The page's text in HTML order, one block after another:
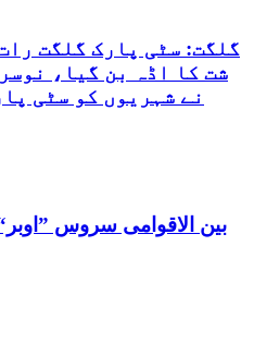
گلگت: سٹی پارک گلگت
شت کا اڈہ بن گیا،
نے شہریوں کو سٹی
بین الاقوامی سروس ”اوبر“